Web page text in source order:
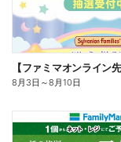
8月3日 ～8月10日